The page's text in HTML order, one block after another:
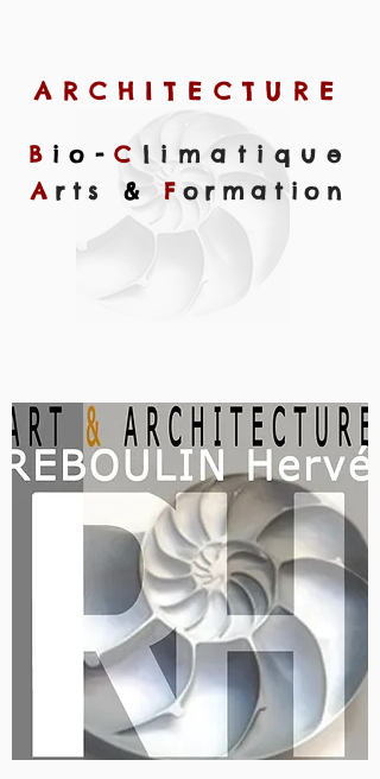
ARCHITECTURE
B io -C limatique
A rts &F ormation